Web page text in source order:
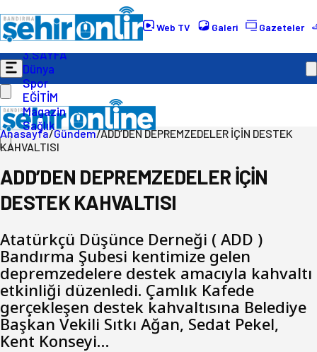
Web TV Galeri Gazeteler
Gündem
Ekonomi
Politika
3.SAYFA
Dünya
Spor
EĞİTİM
Magazin
Sağlık
Anasayfa/Gündem/ADD’DEN DEPREMZEDELER İÇİN DESTEK
KAHVALTISI
ADD’DEN DEPREMZEDELER İÇİN
DESTEK KAHVALTISI
Atatürkçü Düşünce Derneği ( ADD )
Bandırma Şubesi kentimize gelen
depremzedelere destek amacıyla kahvaltı
etkinliği düzenledi. Çamlık Kafede
gerçekleşen destek kahvaltısına Belediye
Başkan Vekili Sıtkı Ağan, Sedat Pekel,
Kent Konseyi…